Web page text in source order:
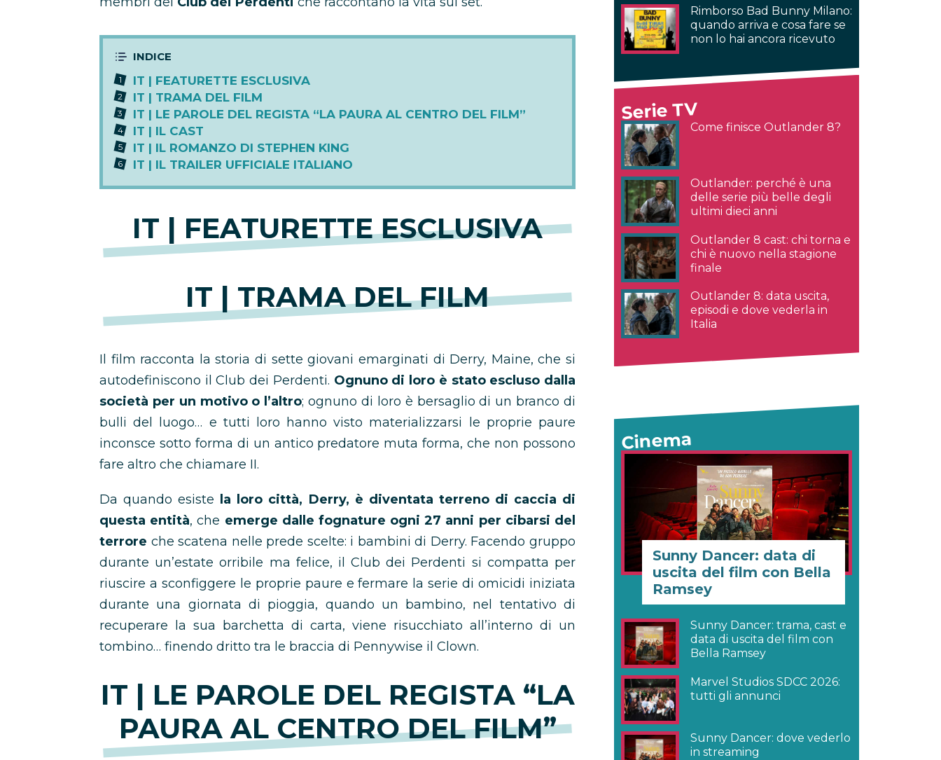
IT | FEATURETTE ESCLUSIVA
IT | TRAMA DEL FILM
IT | LE PAROLE DEL REGISTA “LA PAURA AL CENTRO DEL FILM”
IT | IL CAST
IT | IL ROMANZO DI STEPHEN KING
IT | IL TRAILER UFFICIALE ITALIANO
IT | FEATURETTE ESCLUSIVA
IT | TRAMA DEL FILM
Il film racconta la storia di sette giovani emarginati di Derry, Maine, che si
autodefiniscono il Club dei Perdenti. Ognuno di loro è stato escluso dalla
società per un motivo o l’altro; ognuno di loro è bersaglio di un branco di
bulli del luogo… e tutti loro hanno visto materializzarsi le proprie paure
inconsce sotto forma di un antico predatore muta forma, che non possono
fare altro che chiamare II.
Da quando esiste la loro città, Derry, è diventata terreno di caccia di
questa entità, che emerge dalle fognature ogni 27 anni per cibarsi del
terrore che scatena nelle prede scelte: i bambini di Derry. Facendo gruppo
durante un’estate orribile ma felice, il Club dei Perdenti si compatta per
riuscire a sconfiggere le proprie paure e fermare la serie di omicidi iniziata
durante una giornata di pioggia, quando un bambino, nel tentativo di
recuperare la sua barchetta di carta, viene risucchiato all’interno di un
tombino… finendo dritto tra le braccia di Pennywise il Clown.
IT | LE PAROLE DEL REGISTA “LA
PAURA AL CENTRO DEL FILM”
Rimborso Bad Bunny Milano:
quando arriva e cosa fare se
non lo hai ancora ricevuto
Serie TV
Come finisce Outlander 8?
Outlander: perché è una
delle serie più belle degli
ultimi dieci anni
Outlander 8 cast: chi torna e
chi è nuovo nella stagione
finale
Outlander 8: data uscita,
episodi e dove vederla in
Italia
Cinema
Sunny Dancer: data di
uscita del film con Bella
Ramsey
Sunny Dancer: trama, cast e
data di uscita del film con
Bella Ramsey
Marvel Studios SDCC 2026:
tutti gli annunci
Sunny Dancer: dove vederlo
in streaming